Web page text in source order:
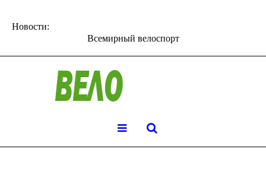
Новости:
Всемирный велоспорт